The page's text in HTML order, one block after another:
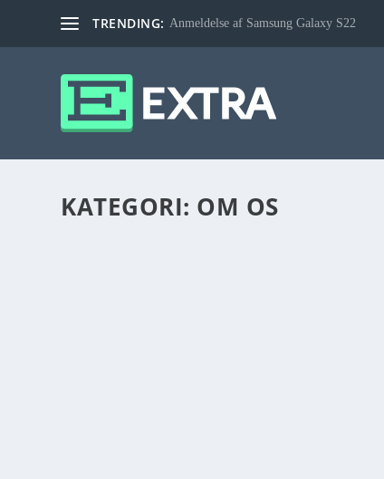
TRENDING: Anmeldelse af Samsung Galaxy S22
KATEGORI: OM OS